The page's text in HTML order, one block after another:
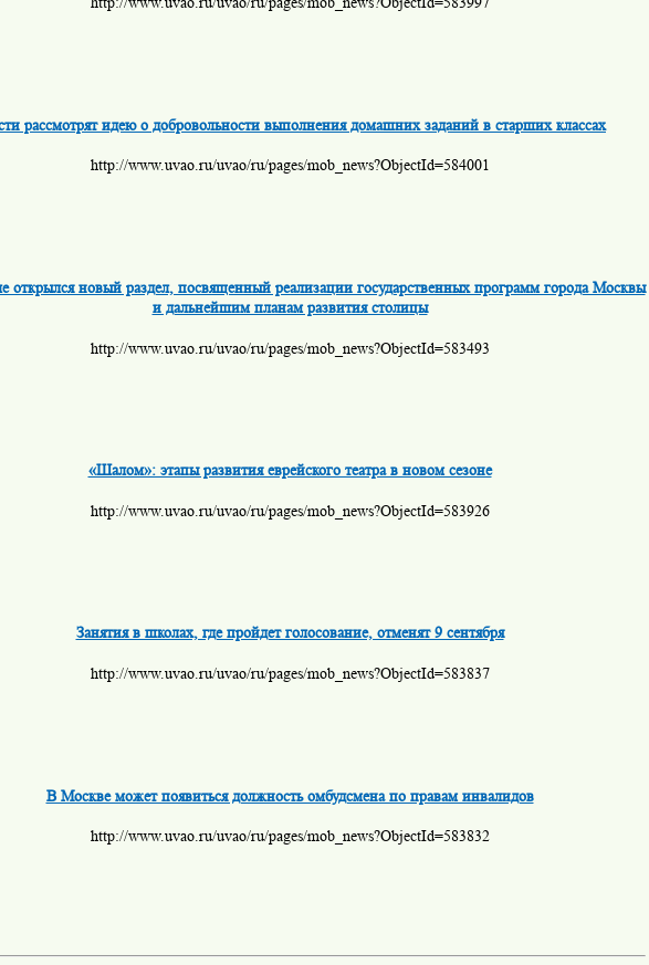
рассмотрят идею о добровольности выполнения домашних заданий в старших классах
http://www.uvao.ru/uvao/ru/pages/mob_news?ObjectId=584001
открылся новый раздел, посвященный реализации государственных программ города Москвы
и дальнейшим планам развития столицы
http://www.uvao.ru/uvao/ru/pages/mob_news?ObjectId=583493
«Шалом»: этапы развития еврейского театра в новом сезоне
http://www.uvao.ru/uvao/ru/pages/mob_news?ObjectId=583926
Занятия в школах, где пройдет голосование, отменят 9 сентября
http://www.uvao.ru/uvao/ru/pages/mob_news?ObjectId=583837
В Москве может появиться должность омбудсмена по правам инвалидов
http://www.uvao.ru/uvao/ru/pages/mob_news?ObjectId=583832